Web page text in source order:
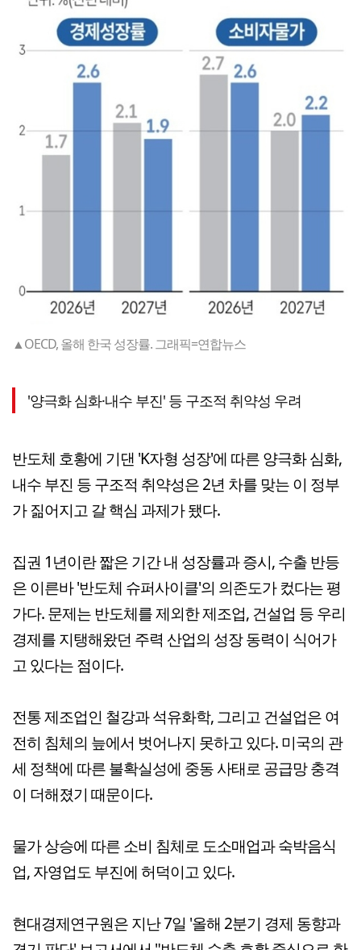
▲OECD, 올해 한국 성장률. 그래픽=연합뉴스
'양극화 심화·내수 부진' 등 구조적 취약성 우려
반도체 호황에 기댄 'K자형 성장'에 따른 양극화 심화,
내수 부진 등 구조적 취약성은 2년 차를 맞는 이 정부
가 짊어지고 갈 핵심 과제가 됐다.
집권 1년이란 짧은 기간 내 성장률과 증시, 수출 반등
은 이른바 '반도체 슈퍼사이클'의 의존도가 컸다는 평
가다. 문제는 반도체를 제외한 제조업, 건설업 등 우리
경제를 지탱해왔던 주력 산업의 성장 동력이 식어가
고 있다는 점이다.
전통 제조업인 철강과 석유화학, 그리고 건설업은 여
전히 침체의 늪에서 벗어나지 못하고 있다. 미국의 관
세 정책에 따른 불확실성에 중동 사태로 공급망 충격
이 더해졌기 때문이다.
물가 상승에 따른 소비 침체로 도소매업과 숙박음식
업, 자영업도 부진에 허덕이고 있다.
현대경제연구원은 지난 7일 '올해 2분기 경제 동향과